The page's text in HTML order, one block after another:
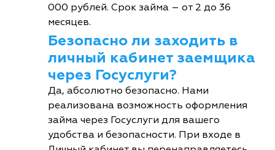
000 рублей. Срок займа – от 2 до 36
месяцев.
Безопасно ли заходить в
личный кабинет заемщика
через Госуслуги?
Да, абсолютно безопасно. Нами
реализована возможность оформления
займа через Госуслуги для вашего
удобства и безопасности. При входе в